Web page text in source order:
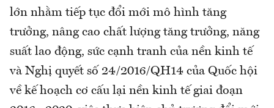
lớn nhằm tiếp tục đổi mới mô hình tăng
trưởng, nâng cao chất lượng tăng trưởng, năng
suất lao động, sức cạnh tranh của nền kinh tế
và Nghị quyết số 24/2016/QH14 của Quốc hội
về kế hoạch cơ cấu lại nền kinh tế giai đoạn